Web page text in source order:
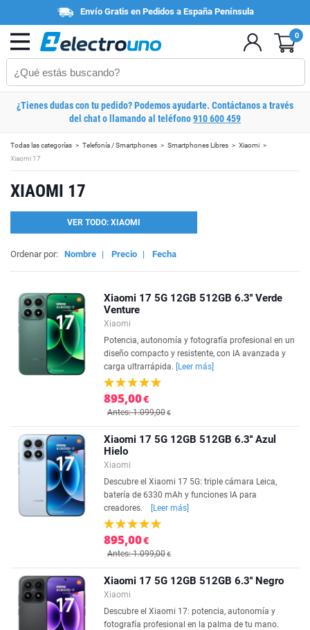
Envío Gratis en Pedidos a España Península
0
¿Tienes dudas con tu pedido? Podemos ayudarte. Contáctanos a través
del chat o llamando al teléfono910 600 459
Todas las categorías Telefonía / Smartphones Smartphones Libres
Xiaomi
Xiaomi 17
XIAOMI 17
VER TODO: XIAOMI
Ordenar por: Nombre | Precio | Fecha
Xiaomi 17 5G 12GB 512GB 6.3'' Verde
Venture
Xiaomi
Potencia, autonomía y fotografía profesional en un
diseño compacto y resistente, con IA avanzada y
carga ultrarrápida.
[Leer más]
895,00€
Antes: 1.099,00€
Xiaomi 17 5G 12GB 512GB 6.3'' Azul
Hielo
Xiaomi
Descubre el Xiaomi 17 5G: triple cámara Leica,
batería de 6330 mAh y funciones IA para
creadores.
[Leer más]
895,00€
Antes: 1.099,00€
Xiaomi 17 5G 12GB 512GB 6.3'' Negro
Xiaomi
Descubre el Xiaomi 17: potencia, autonomía y
fotografía profesional en la palma de tu mano.